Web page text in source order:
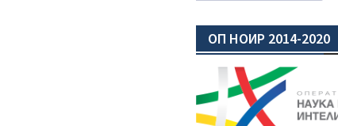
ОП НОИР 2014-2020